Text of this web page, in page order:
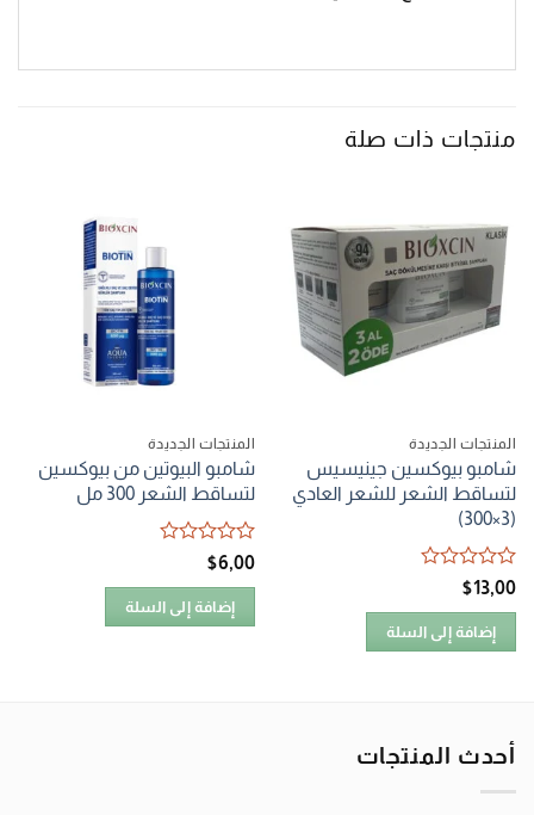
منتجات ذات صلة
المنتجات الجديدة
شامبو بيوكسين جينيسيس
لتساقط الشعر للشعر العادي
(3×300)
تم
التقييم
من
$ 13٫00
إضافة إلى السلة
المنتجات الجديدة
شامبو البيوتين من بيوكسين
لتساقط الشعر 300 مل
تم
التقييم
من
$ 6٫00
إضافة إلى السلة
أحدث المنتجات